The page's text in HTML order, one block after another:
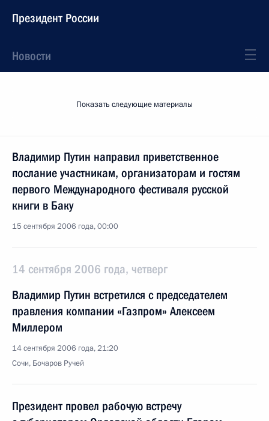
Президент России
Новости
Показать следующие материалы
Владимир Путин направил приветственное
послание участникам, организаторам и гостям
первого Международного фестиваля русской
книги в Баку
15 сентября 2006 года, 00:00
14 сентября 2006 года, четверг
Владимир Путин встретился с председателем
правления компании «Газпром» Алексеем
Миллером
14 сентября 2006 года, 21:20
Сочи, Бочаров Ручей
Президент провел рабочую встречу